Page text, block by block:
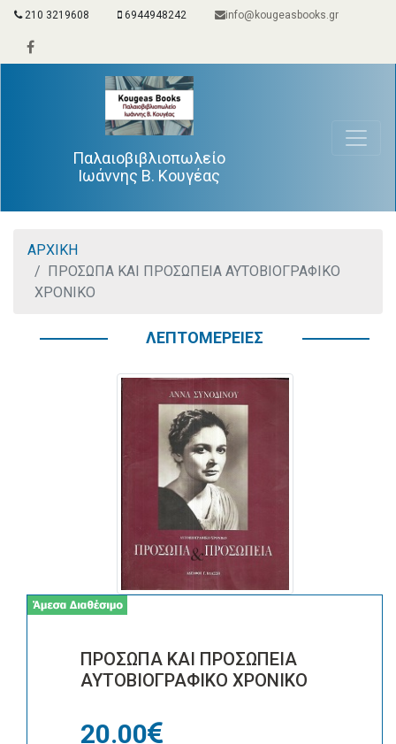
210 3219608 6944948242 info@kougeasbooks.gr
Παλαιοβιβλιοπωλείο
Ιωάννης Β. Κουγέας
ΑΡΧΙΚΗ
ΠΡΟΣΩΠΑ ΚΑΙ ΠΡΟΣΩΠΕΙΑ ΑΥΤΟΒΙΟΓΡΑΦΙΚΟ
ΧΡΟΝΙΚΟ
ΛΕΠΤΟΜΕΡΕΙΕΣ
ΠΡΟΣΩΠΑ ΚΑΙ ΠΡΟΣΩΠΕΙΑ
ΑΥΤΟΒΙΟΓΡΑΦΙΚΟ ΧΡΟΝΙΚΟ
20.00